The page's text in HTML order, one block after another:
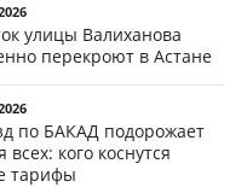
улицы Валиханова
перекроют в Астане
по БАКАД подорожает
всех: кого коснутся
тарифы